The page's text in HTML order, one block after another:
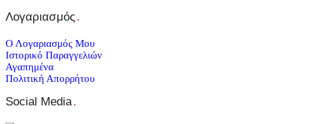
Λογαριασμός.
Ο Λογαριασμός Μου
Ιστορικό Παραγγελιών
Αγαπημένα
Πολιτική Απορρήτου
Social Media.